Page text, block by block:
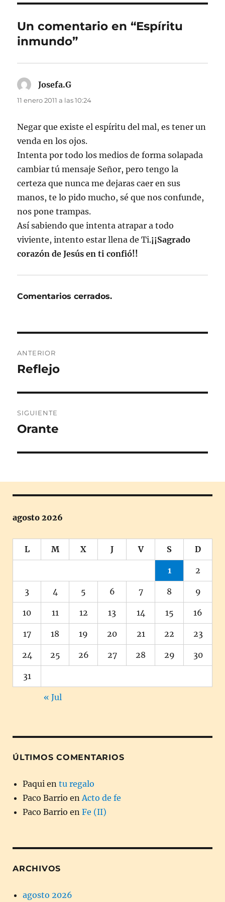
Un comentario en “Espíritu
inmundo”
Josefa.G
11 enero 2011 a las 10:24
Negar que existe el espíritu del mal, es tener un
venda en los ojos.
Intenta por todo los medios de forma solapada
cambiar tú mensaje Señor, pero tengo la
certeza que nunca me dejaras caer en sus
manos, te lo pido mucho, sé que nos confunde,
nos pone trampas.
Así sabiendo que intenta atrapar a todo
viviente, intento estar llena de Ti.¡¡Sagrado
corazón de Jesús en ti confió!!
Comentarios cerrados.
de
ANTERIOR
Entrada
Reflejo
SIGUIENTE
Entrada
Orante
agosto 2026
L M X J V S D
1 2
3 4 5 6 7 8 9
10 11 12 13 14 15 16
17 18 19 20 21 22 23
24 25 26 27 28 29 30
31
« Jul
ÚLTIMOS COMENTARIOS
Paqui en tu regalo
Paco Barrio en Acto de fe
Paco Barrio en Fe (II)
ARCHIVOS
agosto 2026